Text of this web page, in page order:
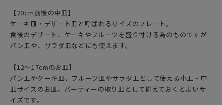
【20cm前後の中皿】
ケーキ皿・デザート皿と呼ばれるサイズのプレート。
食後のデザート、ケーキやフルーツを盛り付ける為のものですが
パン皿や、サラダ皿などにも使えます。
【12〜17cmのお皿】
パン皿やケーキ皿、フルーツ皿やサラダ皿として使える小皿・中
皿サイズのお皿。パーティーの取り皿として揃えておくとよいサ
イズです。